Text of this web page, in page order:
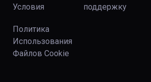
Условия
Политика
Использования
Файлов Сookie
поддержку